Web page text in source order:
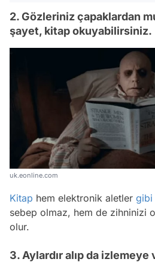
2. Gözleriniz çapaklardan
şayet, kitap okuyabilirsiniz.
uk.eonline.com
Kitap hem elektronik aletler gibi
sebep olmaz, hem de zihninizi
olur.
3. Aylardır alıp da izlemeye